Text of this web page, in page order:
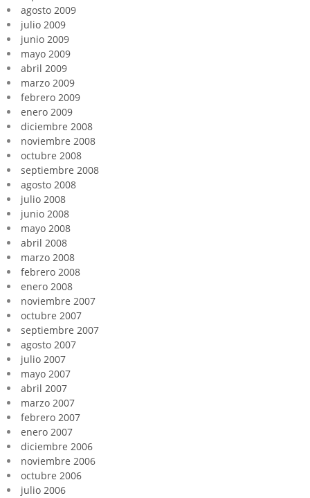
agosto 2009
julio 2009
junio 2009
mayo 2009
abril 2009
marzo 2009
febrero 2009
enero 2009
diciembre 2008
noviembre 2008
octubre 2008
septiembre 2008
agosto 2008
julio 2008
junio 2008
mayo 2008
abril 2008
marzo 2008
febrero 2008
enero 2008
noviembre 2007
octubre 2007
septiembre 2007
agosto 2007
julio 2007
mayo 2007
abril 2007
marzo 2007
febrero 2007
enero 2007
diciembre 2006
noviembre 2006
octubre 2006
julio 2006